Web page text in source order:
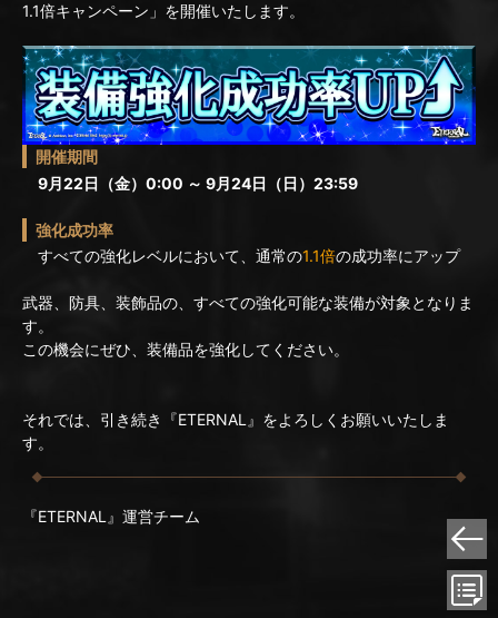
1.1倍キャンペーン」を開催いたします。
開催期間
9月22日（金）0:00 ～ 9月24日（日）23:59
強化成功率
すべての強化レベルにおいて、通常の1.1倍の成功率にアップ
武器、防具、装飾品の、すべての強化可能な装備が対象となりま
す。
この機会にぜひ、装備品を強化してください。
それでは、引き続き『ETERNAL』をよろしくお願いいたしま
す。
『ETERNAL』運営チーム